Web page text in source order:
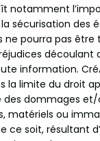
notamment
sécurisation des
ne pourra pas être
découlant
information.
la limite du droit
des dommages et/
matériels ou
ce soit, résultant